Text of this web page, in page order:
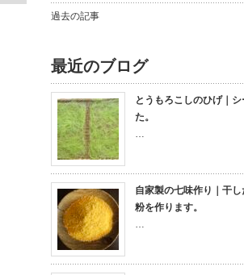
過去の記事
最近のブログ
とうもろこしのひげ｜
た。
…
自家製の七味作り｜干
粉を作ります。
…